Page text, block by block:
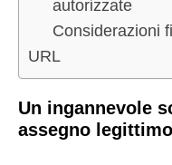
autorizzate
Considerazioni
URL
Un ingannevole
assegno legittimo